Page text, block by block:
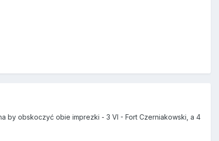
by obskoczyć obie imprezki - 3 VI - Fort Czerniakowski, a 4